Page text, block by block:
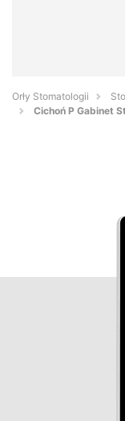
Orły Stomatologii
Cichoń P Gabinet